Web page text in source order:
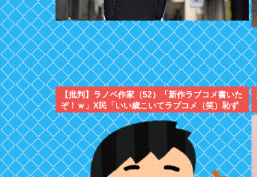
【批判】ラノベ作家（52）「新作ラブコメ書いた
ぞ！ｗ」X民「いい歳こいてラブコメ（笑）恥ず
かしくないの？」←やめたれｗと話題に